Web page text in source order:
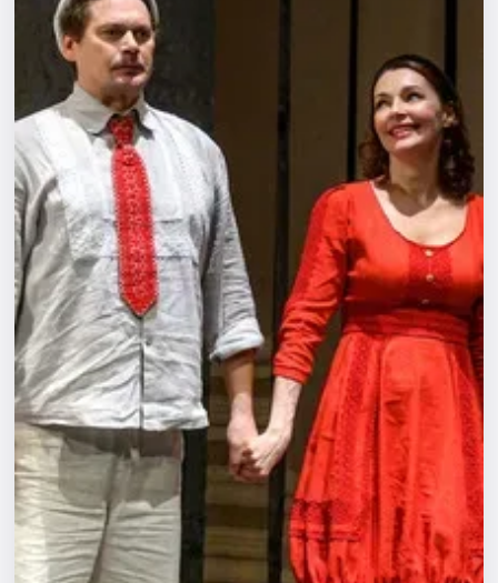
Квесты
Экскурсии
Спорт
События
Города
Площадки
Артисты
Рейтинги